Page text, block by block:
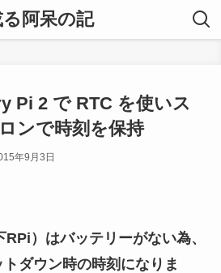
阿呆の記
Pi 2 で RTC を使いス
ンで時刻を保持
年9月3日
）はバッテリーがない為、
ダウン時の時刻になりま